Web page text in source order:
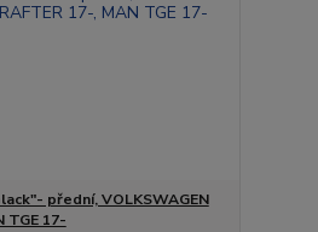
přední, VOLKSWAGEN
TGE 17-